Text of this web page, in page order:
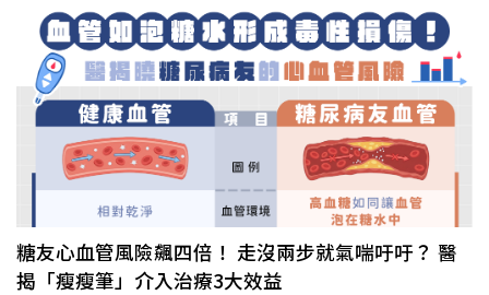
糖友心血管風險飆四倍！ 走沒兩步就氣喘吁吁？ 醫
揭「瘦瘦筆」介入治療3大效益